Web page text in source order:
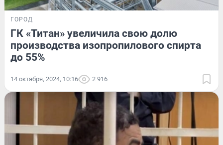
ГОРОД
ГК «Титан» увеличила свою долю
производства изопропилового спирта
до 55%
14 октября, 2024, 10:16 2 916